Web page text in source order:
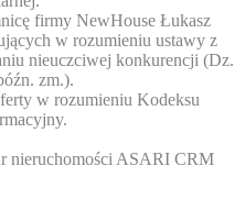
firmy NewHouse Łukasz
w rozumieniu ustawy z
nieuczciwej konkurencji (Dz.
zm.).
w rozumieniu Kodeksu
nieruchomości ASARI CRM